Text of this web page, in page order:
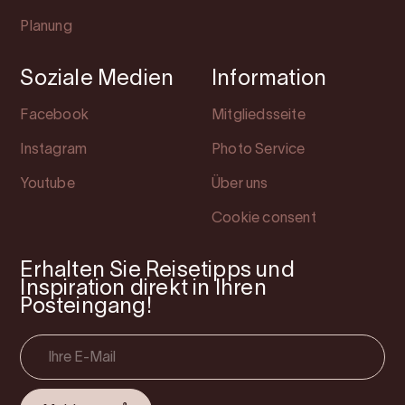
Planung
Soziale Medien
Facebook
Instagram
Youtube
Information
Mitgliedsseite
Photo Service
Über uns
Cookie consent
Erhalten Sie Reisetipps und
Inspiration direkt in Ihren
Posteingang!